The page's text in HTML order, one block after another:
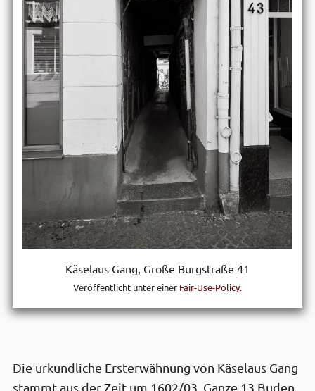
Käselaus Gang, Große Burg­straße 41
Veröffentlicht unter einer Fair-Use-Policy.
Die urkundliche Erst­erwähnung von Käselaus Gang